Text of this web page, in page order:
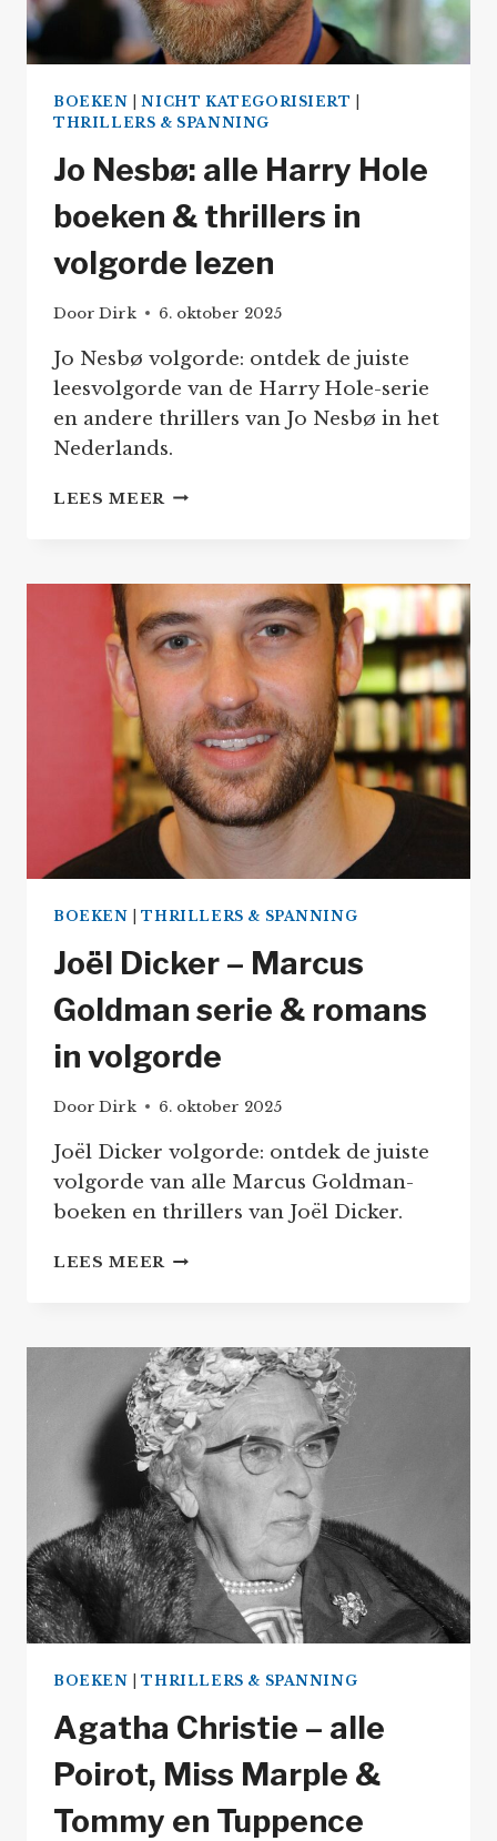
BOEKEN |NICHT KATEGORISIERT
THRILLERS & SPANNING
Jo Nesbø: alle Harry Hole
boeken & thrillers in
volgorde lezen
Door Dirk 6. oktober 2025
Jo Nesbø volgorde: ontdek de juiste
leesvolgorde van de Harry Hole-serie
en andere thrillers van Jo Nesbø in het
Nederlands.
LEES MEER JO
HOLE
BOEKEN
&
THRILLERS
VOLGORDE
LEZEN
BOEKEN |THRILLERS & SPANNING
Joël Dicker – Marcus
Goldman serie & romans
in volgorde
Door Dirk 6. oktober 2025
Joël Dicker volgorde: ontdek de juiste
volgorde van alle Marcus Goldman-
boeken en thrillers van Joël Dicker.
LEES MEER JOËL
GOLDMAN
SERIE
&
ROMANS
IN
VOLGORDE
BOEKEN |THRILLERS & SPANNING
Agatha Christie – alle
Poirot, Miss Marple &
Tommy en Tuppence